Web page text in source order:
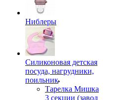
Ниблеры
Силиконовая детская
посуда, нагрудники,
поильник
Тарелка Мишка
3 секции (завод